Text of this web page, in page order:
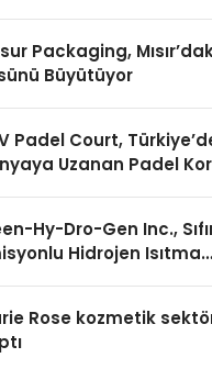
Packaging,
Büyütüyor
Padel Court,
Uzanan Padel
Hy-Dro-Gen Inc.,
Hidrojen Isıtma
Rose kozmetik